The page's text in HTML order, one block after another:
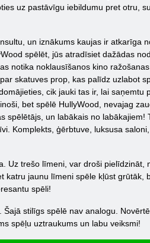
uz pastāvīgu iebildumu pret otru,
un iznākums kaujas ir atkarīga
spēlēt, jūs atradīsiet dažādas
notika noklausīšanos kino
skatuves prop, kas palīdz uzlabot
cik jauki tas ir, lai saņemtu
bet spēlē HullyWood, nevajag
spēlētājs, un labākais no labākajiem!
Komplekts, ģērbtuve, luksusa saloni,
Uz trešo līmeni, var droši pielīdzināt,
katru jaunu līmeni spēle kļūst grūtāk,
spēli!
stilīgs spēlē nav analogu.
spēļu uztraukums un labu veiksmi!